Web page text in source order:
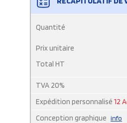
Quantité
Prix unitaire
Total HT
TVA 20%
Expédition personnalisé 12
Conception graphique info